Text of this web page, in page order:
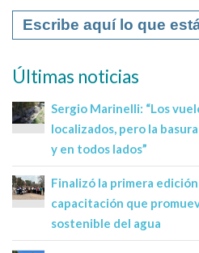
Últimas noticias
Sergio Marinelli: “Los
localizados, pero la
y en todos lados”
Finalizó la primera edición
capacitación que
sostenible del agua